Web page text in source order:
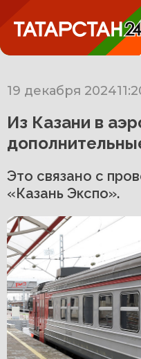
19 декабря 2024
Из Казани в
Это связано с
«Казань Экспо».